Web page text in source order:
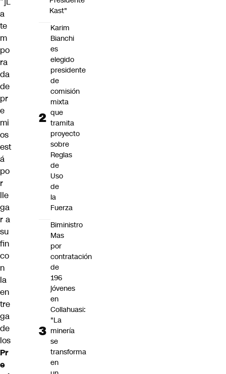
a
te
m
po
ra
da
de
pr
e
mi
os
est
á
po
r
lle
ga
r a
su
fin
co
n
la
en
tre
ga
de
los
Pr
e
Kast"
Karim
Bianchi
es
elegido
presidente
de
comisión
mixta
que
tramita
proyecto
sobre
Reglas
de
Uso
de
la
Fuerza
Biministro
Mas
por
contratación
de
196
jóvenes
en
Collahuasi:
"La
minería
se
transforma
en